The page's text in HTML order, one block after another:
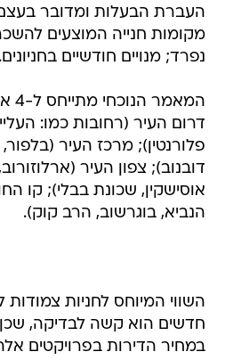
העברת הבעלות ומדובר
מקומות חנייה המוצעים
נפרד; מנויים חודשיים בחניונים.
דרום העיר (רחובות כמו:
פלורנטין); מרכז העיר
דובנוב); צפון העיר
אוסישקין, שכונת בבלי); קו
הנביא, בוגרשוב, הרב קוק).
השווי המיוחס לחניות צמודות
חדשים הוא קשה לבדיקה,
במחיר הדירות בפרויקטים